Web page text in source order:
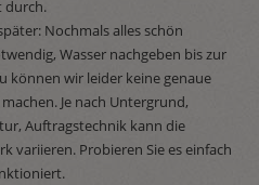
durch.
Nochmals alles schön
Wasser nachgeben bis zur
können wir leider keine genaue
Je nach Untergrund,
Auftragstechnik kann die
variieren. Probieren Sie es einfach